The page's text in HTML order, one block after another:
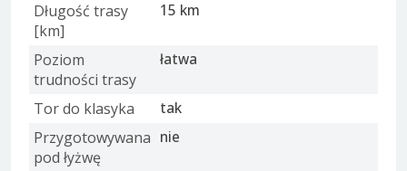
Długość trasy
[km]
15 km
Poziom
trudności trasy
łatwa
Tor do klasyka tak
Przygotowywana
pod łyżwę
nie